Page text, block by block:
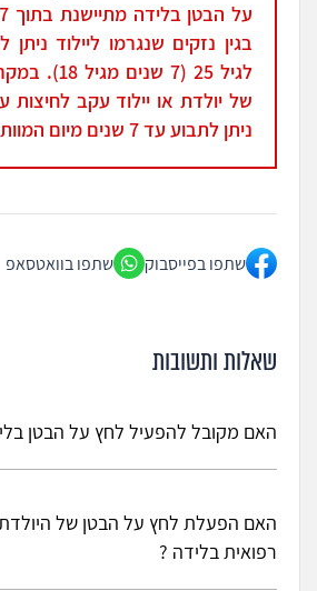
בגין נזקים שנגרמו ליילוד
לגיל 25 (7
של יולדת או יילוד עקב לחיצות
ניתן לתבוע עד 7 שנים מיום המוות
שתפו בפייסבוק שתפו בוואטסאפ
שאלות ותשובות
האם מקובל להפעיל לחץ על הבטן
הפעלת לחץ על הבטן בלידה
אמצעים אחרים לסיום לידה, כמו
קיסרי, פותחה שיטה של הפעלת לחץ
האם הפעלת לחץ על הבטן של היולדת
רפואית בלידה ?